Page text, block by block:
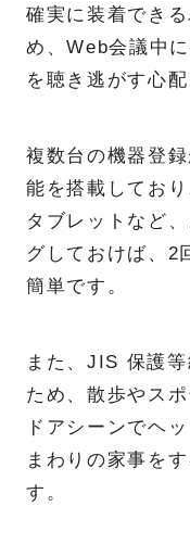
確実に装着でき
め、Web会議中
を聴き逃がす心
複数台の機器登
能を搭載してお
タブレットなど
グしておけば、2
簡単です。
また、JIS 保護
ため、散歩やス
ドアシーンでヘ
まわりの家事を
す。